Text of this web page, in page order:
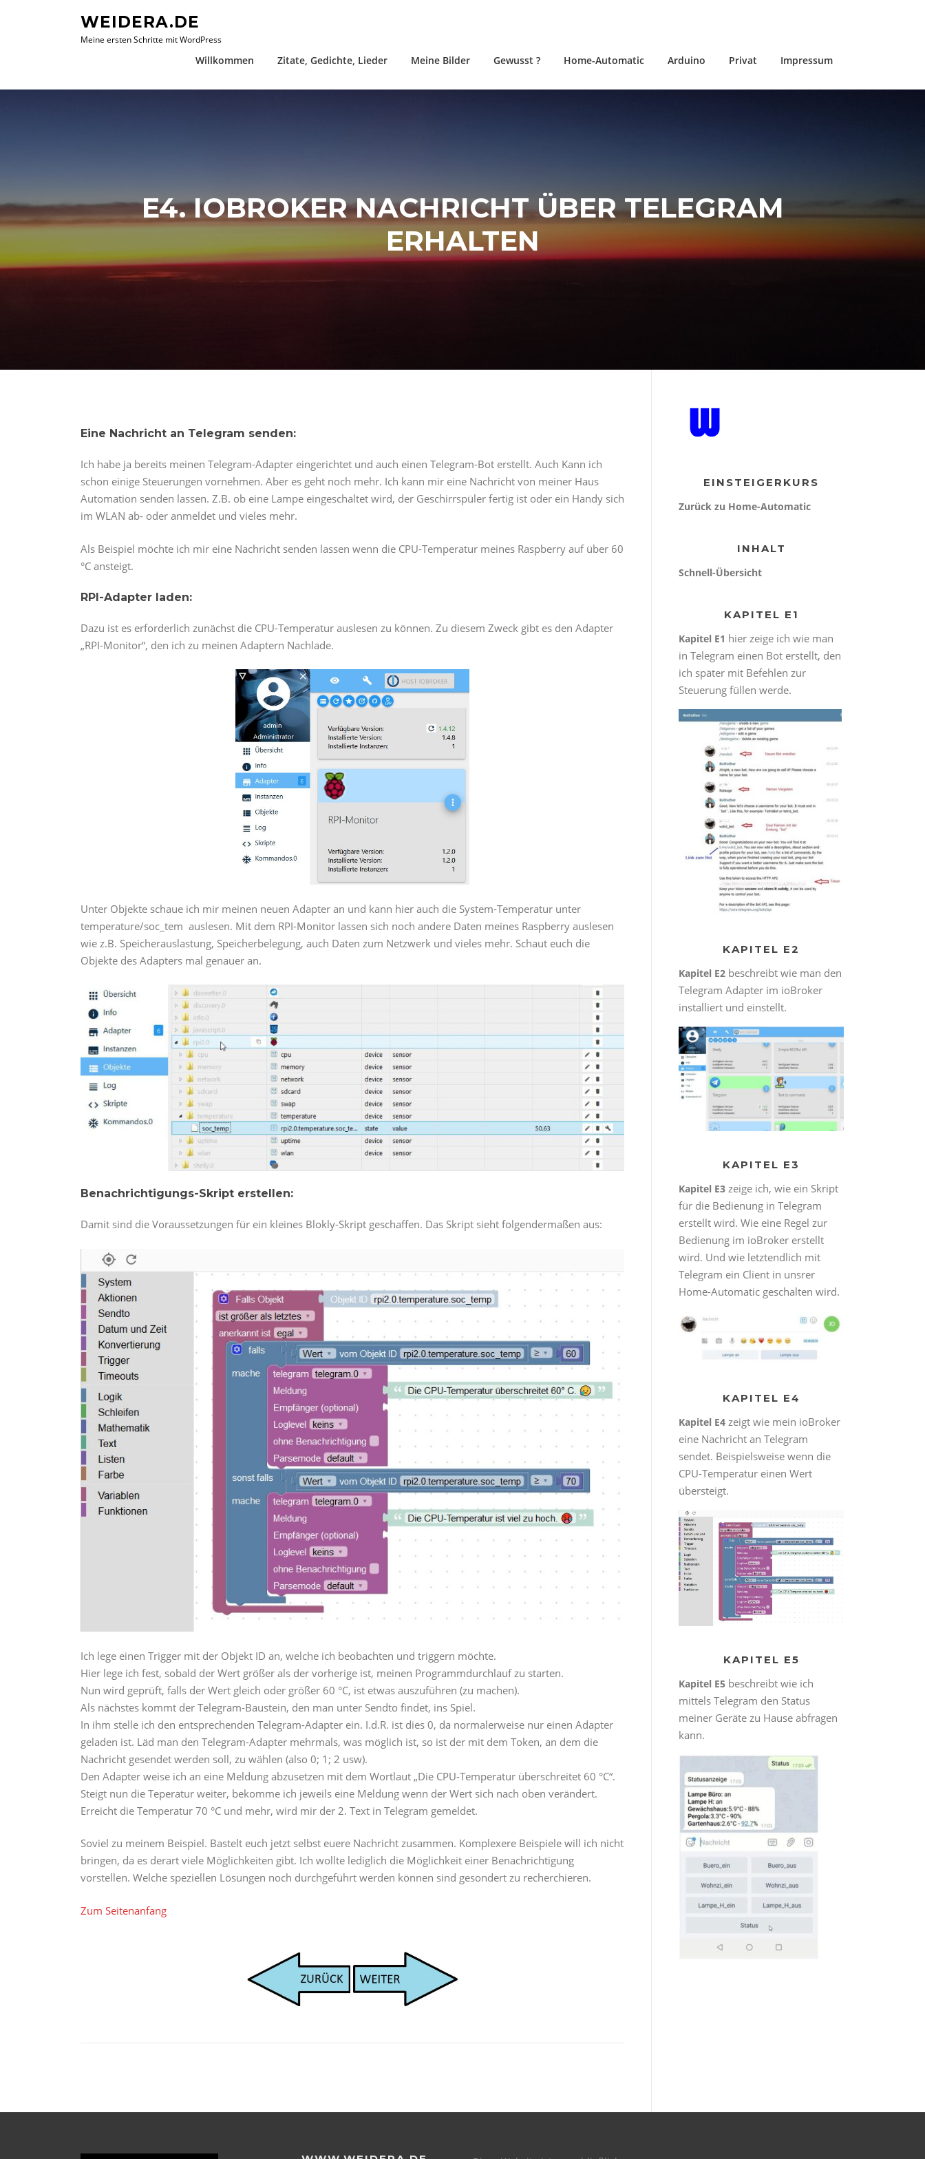
WEIDERA.DE
Meine ersten Schritte mit WordPress
Willkommen Zitate, Gedichte, Lieder Meine Bilder Gewusst ? Home-Automatic Arduino Privat Impressum
E4. IOBROKER NACHRICHT ÜBER TELEGRAM
ERHALTEN
Eine Nachricht an Telegram senden:
Ich habe ja bereits meinen Telegram-Adapter eingerichtet und auch einen Telegram-Bot erstellt. Auch Kann ich
schon einige Steuerungen vornehmen. Aber es geht noch mehr. Ich kann mir eine Nachricht von meiner Haus
Automation senden lassen. Z.B. ob eine Lampe eingeschaltet wird, der Geschirrspüler fertig ist oder ein Handy sich
im WLAN ab- oder anmeldet und vieles mehr.
Als Beispiel möchte ich mir eine Nachricht senden lassen wenn die CPU-Temperatur meines Raspberry auf über 60
°C ansteigt.
RPI-Adapter laden:
Dazu ist es erforderlich zunächst die CPU-Temperatur auslesen zu können. Zu diesem Zweck gibt es den Adapter
„RPI-Monitor“, den ich zu meinen Adaptern Nachlade.
Unter Objekte schaue ich mir meinen neuen Adapter an und kann hier auch die System-Temperatur unter
temperature/soc_tem auslesen. Mit dem RPI-Monitor lassen sich noch andere Daten meines Raspberry auslesen
wie z.B. Speicherauslastung, Speicherbelegung, auch Daten zum Netzwerk und vieles mehr. Schaut euch die
Objekte des Adapters mal genauer an.
Benachrichtigungs-Skript erstellen:
Damit sind die Voraussetzungen für ein kleines Blokly-Skript geschaffen. Das Skript sieht folgendermaßen aus:
Ich lege einen Trigger mit der Objekt ID an, welche ich beobachten und triggern möchte.
Hier lege ich fest, sobald der Wert größer als der vorherige ist, meinen Programmdurchlauf zu starten.
Nun wird geprüft, falls der Wert gleich oder größer 60 °C, ist etwas auszuführen (zu machen).
Als nächstes kommt der Telegram-Baustein, den man unter Sendto findet, ins Spiel.
In ihm stelle ich den entsprechenden Telegram-Adapter ein. I.d.R. ist dies 0, da normalerweise nur einen Adapter
geladen ist. Läd man den Telegram-Adapter mehrmals, was möglich ist, so ist der mit dem Token, an dem die
Nachricht gesendet werden soll, zu wählen (also 0; 1; 2 usw).
Den Adapter weise ich an eine Meldung abzusetzen mit dem Wortlaut „Die CPU-Temperatur überschreitet 60 °C“.
Steigt nun die Teperatur weiter, bekomme ich jeweils eine Meldung wenn der Wert sich nach oben verändert.
Erreicht die Temperatur 70 °C und mehr, wird mir der 2. Text in Telegram gemeldet.
Soviel zu meinem Beispiel. Bastelt euch jetzt selbst euere Nachricht zusammen. Komplexere Beispiele will ich nicht
bringen, da es derart viele Möglichkeiten gibt. Ich wollte lediglich die Möglichkeit einer Benachrichtigung
vorstellen. Welche speziellen Lösungen noch durchgeführt werden können sind gesondert zu recherchieren.
Zum Seitenanfang
EINSTEIGERKURS
Zurück zu Home-Automatic
INHALT
Schnell-Übersicht
KAPITEL E1
Kapitel E1 hier zeige ich wie man
in Telegram einen Bot erstellt, den
ich später mit Befehlen zur
Steuerung füllen werde.
KAPITEL E2
Kapitel E2 beschreibt wie man den
Telegram Adapter im ioBroker
installiert und einstellt.
KAPITEL E3
Kapitel E3 zeige ich, wie ein Skript
für die Bedienung in Telegram
erstellt wird. Wie eine Regel zur
Bedienung im ioBroker erstellt
wird. Und wie letztendlich mit
Telegram ein Client in unsrer
Home-Automatic geschalten wird.
KAPITEL E4
Kapitel E4 zeigt wie mein ioBroker
eine Nachricht an Telegram
sendet. Beispielsweise wenn die
CPU-Temperatur einen Wert
übersteigt.
KAPITEL E5
Kapitel E5 beschreibt wie ich
mittels Telegram den Status
meiner Geräte zu Hause abfragen
kann.